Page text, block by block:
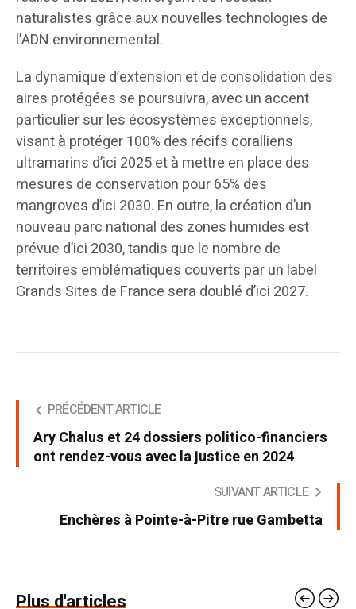
naturalistes grâce aux nouvelles technologies de
l’ADN environnemental.
La dynamique d’extension et de consolidation des
aires protégées se poursuivra, avec un accent
particulier sur les écosystèmes exceptionnels,
visant à protéger 100% des récifs coralliens
ultramarins d’ici 2025 et à mettre en place des
mesures de conservation pour 65% des
mangroves d’ici 2030. En outre, la création d’un
nouveau parc national des zones humides est
prévue d’ici 2030, tandis que le nombre de
territoires emblématiques couverts par un label
Grands Sites de France sera doublé d’ici 2027.
PRÉCÉDENT ARTICLE
Ary Chalus et 24 dossiers politico-financiers
ont rendez-vous avec la justice en 2024
SUIVANT ARTICLE
Enchères à Pointe-à-Pitre rue Gambetta
Plus d'articles